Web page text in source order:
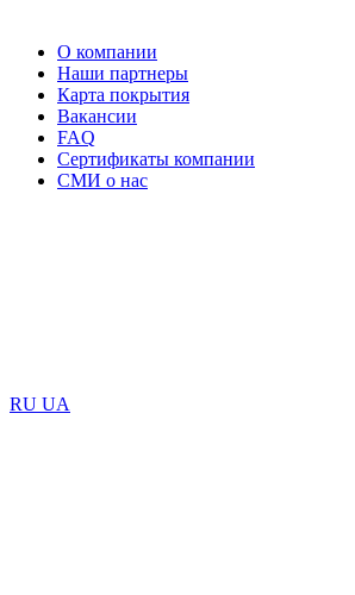
О компании
Наши партнеры
Карта покрытия
Вакансии
FAQ
Сертификаты компании
СМИ о нас
RU UA